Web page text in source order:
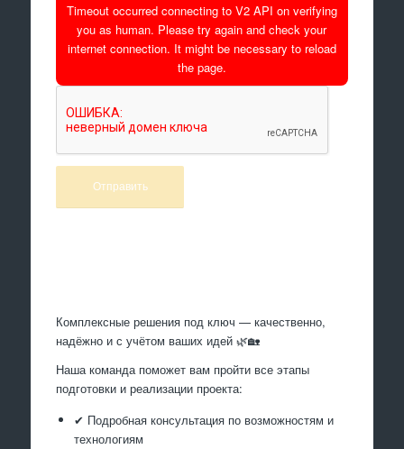
Timeout occurred connecting to V2 API on verifying
you as human. Please try again and check your
internet connection. It might be necessary to reload
the page.
Комплексные решения под ключ — качественно,
надёжно и с учётом ваших идей 🌿🏡
Наша команда поможет вам пройти все этапы
подготовки и реализации проекта:
✔ Подробная консультация по возможностям и
технологиям